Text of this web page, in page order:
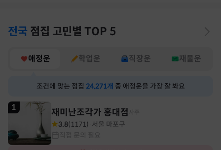
전국 점집 고민별 TOP 5
애정운 학업운 직장운 재물운
조건에 맞는 점집 24,271개 중 애정운을 가장 잘 봐요
1 재미난조각가 홍대점
3.8(1171) 서울 마포구